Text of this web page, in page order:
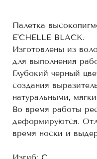
Палетка
E'CHELLE BLACK.
Изготовлены из
для выполнения
Глубокий черный
создания
натуральными,
Во время работы
деформируются.
время носки и